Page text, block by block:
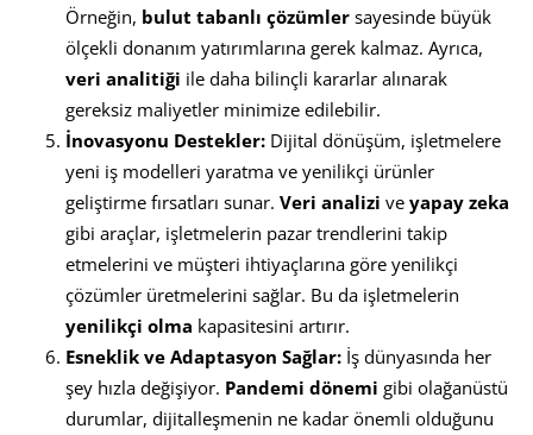
Örneğin, bulut tabanlı çözümler sayesinde büyük
ölçekli donanım yatırımlarına gerek kalmaz. Ayrıca,
veri analitiği ile daha bilinçli kararlar alınarak
gereksiz maliyetler minimize edilebilir.
İnovasyonu Destekler: Dijital dönüşüm, işletmelere
yeni iş modelleri yaratma ve yenilikçi ürünler
geliştirme fırsatları sunar. Veri analizi ve yapay zeka
gibi araçlar, işletmelerin pazar trendlerini takip
etmelerini ve müşteri ihtiyaçlarına göre yenilikçi
çözümler üretmelerini sağlar. Bu da işletmelerin
yenilikçi olma kapasitesini artırır.
Esneklik ve Adaptasyon Sağlar: İş dünyasında her
şey hızla değişiyor. Pandemi dönemi gibi olağanüstü
durumlar, dijitalleşmenin ne kadar önemli olduğunu